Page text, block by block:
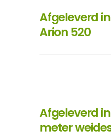
Afgeleverd
Arion 520
Afgeleverd
meter